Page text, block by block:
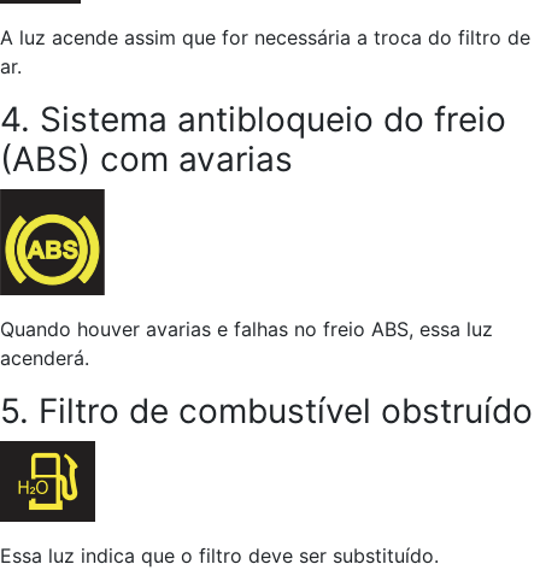
A luz acende assim que for necessária a troca do filtro de
ar.
4. Sistema antibloqueio do freio
(ABS) com avarias
Quando houver avarias e falhas no freio ABS, essa luz
acenderá.
5. Filtro de combustível obstruído
Essa luz indica que o filtro deve ser substituído.